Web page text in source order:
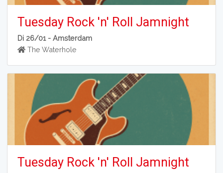
Tuesday Rock 'n' Roll Jamnight
Di 26/01 -Amsterdam
The Waterhole
Tuesday Rock 'n' Roll Jamnight